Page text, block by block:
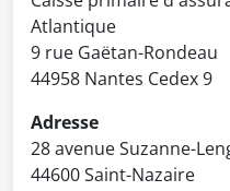
Atlantique
9 rue Gaëtan-Rondeau
44958 Nantes Cedex 9
Adresse
28 avenue Suzanne-
44600 Saint-Nazaire